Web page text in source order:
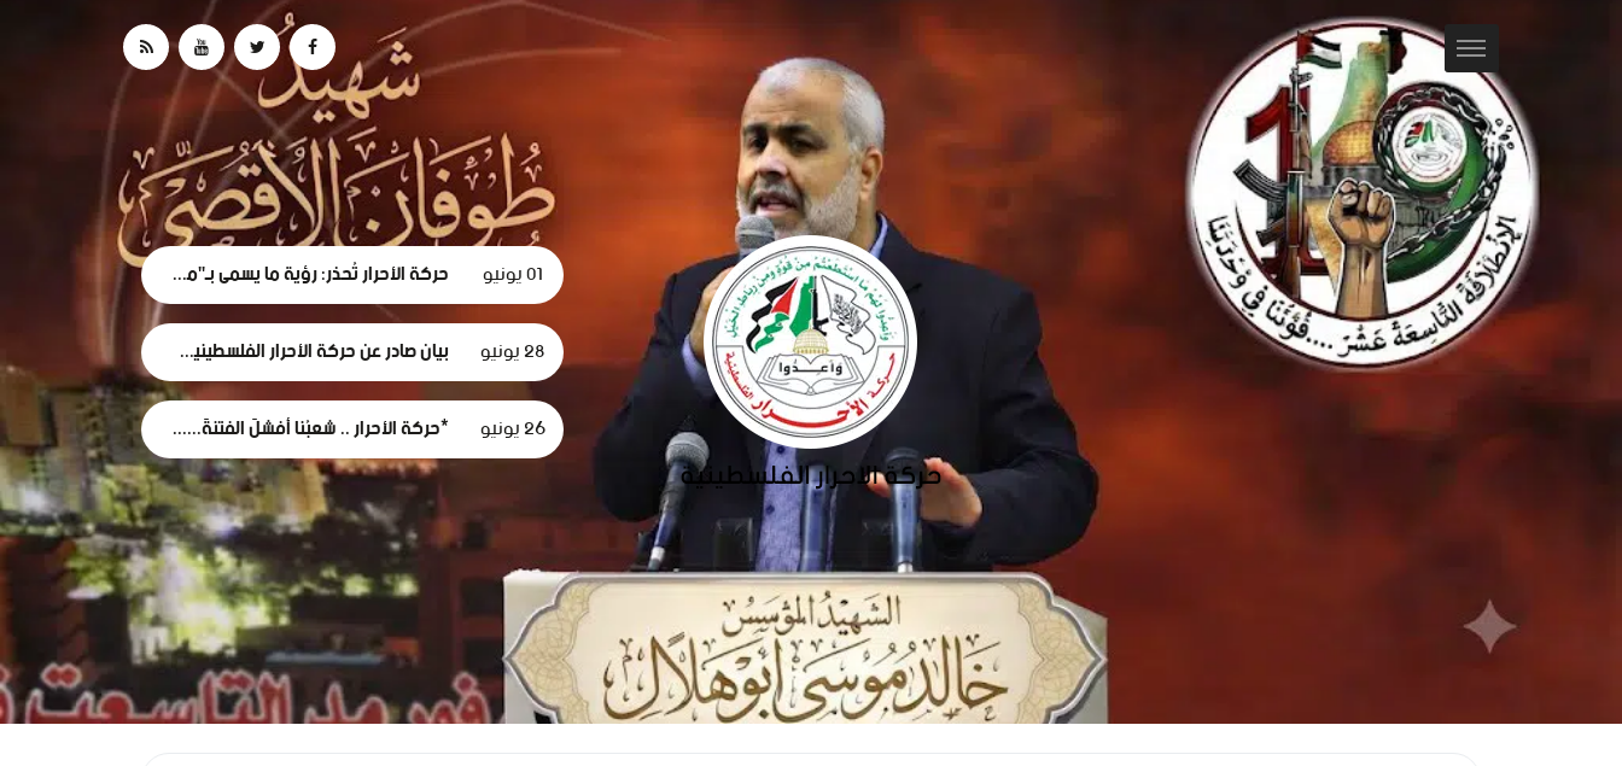
01 يونيو حركة الأحرار تُحذر: رؤية ما يسمى بـ"مجلس السلام" لغزة تهدف لتقويض الحقوق الوطنية الفلسطينية.
28 يونيو بيان صادر عن حركة الأحرار الفلسطينية بشأن الفصل التعسفي لموظفي وكالة الغوث، وإعلان التضامن مع اعتصامهم المشروع
26 يونيو *حركة الأحرار .. شعبُنا أفشلَ الفتنةَ... وأثبتَ أن وعيَه أقوى من مؤامرات الاحتلال*